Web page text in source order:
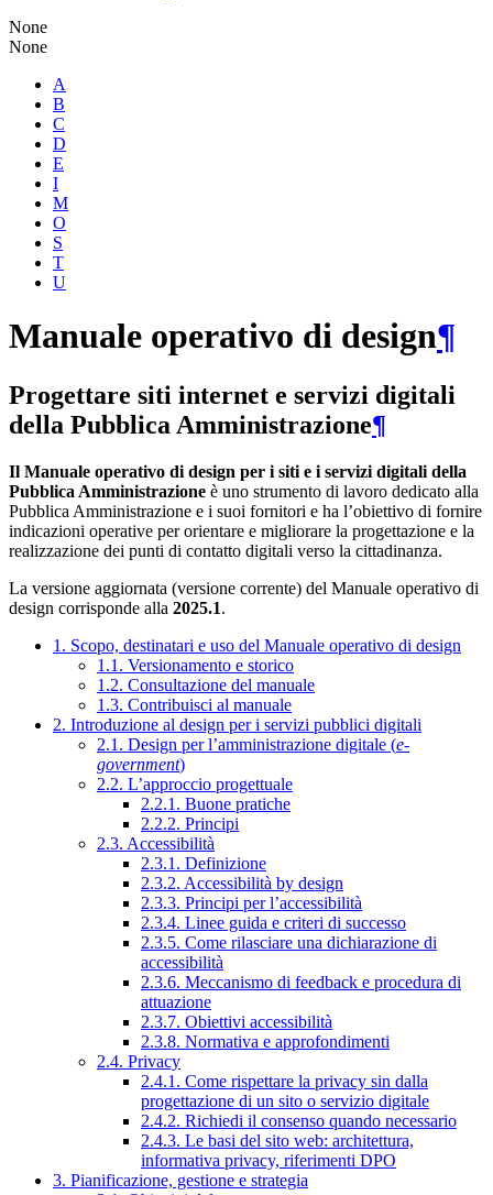
None
None
A
B
C
D
E
I
M
O
S
T
U
Manuale operativo di design¶
Progettare siti internet e servizi digitali
della Pubblica Amministrazione¶
Il Manuale operativo di design per i siti e i servizi digitali della
Pubblica Amministrazione è uno strumento di lavoro dedicato alla
Pubblica Amministrazione e i suoi fornitori e ha l’obiettivo di fornire
indicazioni operative per orientare e migliorare la progettazione e la
realizzazione dei punti di contatto digitali verso la cittadinanza.
La versione aggiornata (versione corrente) del Manuale operativo di
design corrisponde alla 2025.1.
1. Scopo, destinatari e uso del Manuale operativo di design
1.1. Versionamento e storico
1.2. Consultazione del manuale
1.3. Contribuisci al manuale
2. Introduzione al design per i servizi pubblici digitali
2.1. Design per l’amministrazione digitale (e-
government)
2.2. L’approccio progettuale
2.2.1. Buone pratiche
2.2.2. Principi
2.3. Accessibilità
2.3.1. Definizione
2.3.2. Accessibilità by design
2.3.3. Principi per l’accessibilità
2.3.4. Linee guida e criteri di successo
2.3.5. Come rilasciare una dichiarazione di
accessibilità
2.3.6. Meccanismo di feedback e procedura di
attuazione
2.3.7. Obiettivi accessibilità
2.3.8. Normativa e approfondimenti
2.4. Privacy
2.4.1. Come rispettare la privacy sin dalla
progettazione di un sito o servizio digitale
2.4.2. Richiedi il consenso quando necessario
2.4.3. Le basi del sito web: architettura,
informativa privacy, riferimenti DPO
3. Pianificazione, gestione e strategia